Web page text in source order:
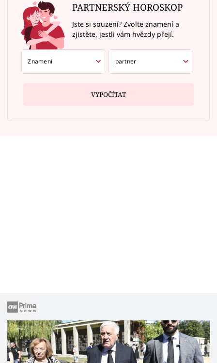
PARTNERSKÝ HOROSKOP
Jste si souzení? Zvolte znamení a
zjistěte, jestli vám hvězdy přejí.
VYPOČÍTAT